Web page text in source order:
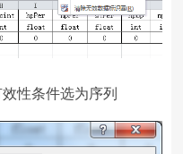
性条件选为序列